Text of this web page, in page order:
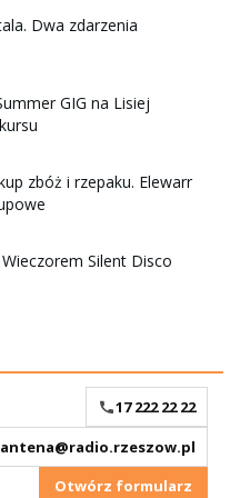
Dwa zdarzenia
GIG na Lisiej
zbóż i rzepaku. Elewarr
Silent Disco
17 222 22 22
antena@radio.rzeszow.pl
Otwórz formularz